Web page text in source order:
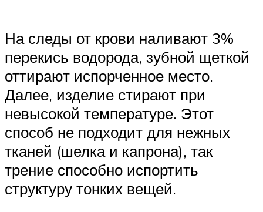
На следы от крови наливают 3%
перекись водорода, зубной щеткой
оттирают испорченное место.
Далее, изделие стирают при
невысокой температуре. Этот
способ не подходит для нежных
тканей (шелка и капрона), так
трение способно испортить
структуру тонких вещей.